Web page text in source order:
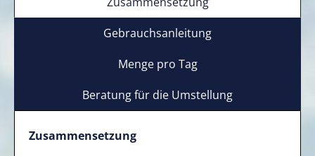
Gebrauchsanleitung
Menge pro Tag
Beratung für die Umstellung
Zusammensetzung